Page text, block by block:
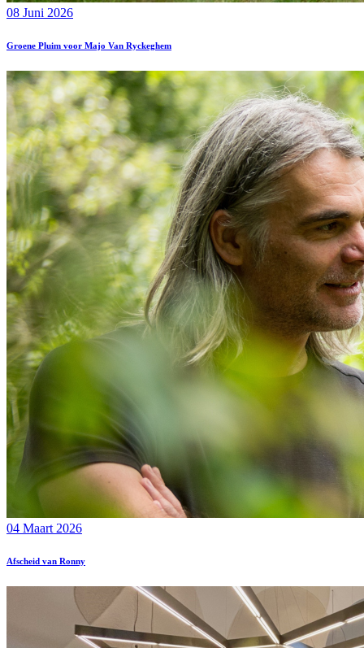
08 Juni 2026
Groene Pluim voor Majo Van Ryckeghem
04 Maart 2026
Afscheid van Ronny